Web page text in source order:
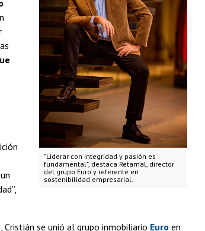
"Liderar con integridad y pasión es
fundamental", destaca Retamal, director
del grupo Euro y referente en
sostenibilidad empresarial.
Cristián se unió al grupo inmobiliario Euro en